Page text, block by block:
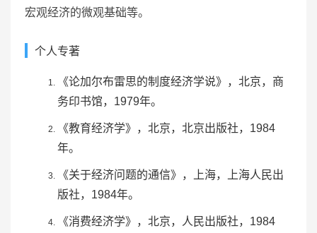
宏观经济的微观基础等。
个人专著
《论加尔布雷思的制度经济学说》，北京， 商
务印书馆，1979年。
《教育经济学》，北京， 北京出版社，1984
年。
《关于经济问题的通信》， 上海，上海人民出
版社，1984年。
《消费经济学》，北京，人民出版社，1984